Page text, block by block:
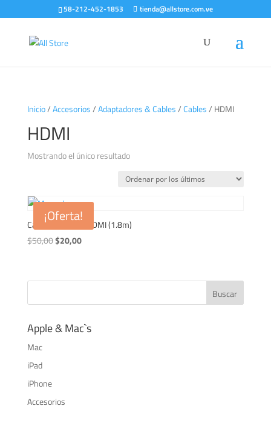
58-212-452-1853 tienda@allstore.com.ve
Inicio/Accesorios/Adaptadores & Cables/Cables/ HDMI
HDMI
Mostrando el único resultado
¡Oferta!
Cable de HDMI a HDMI (1.8m)
$50,00El
era:
$20,00El
es:
Apple & Mac`s
Mac
iPad
iPhone
Accesorios